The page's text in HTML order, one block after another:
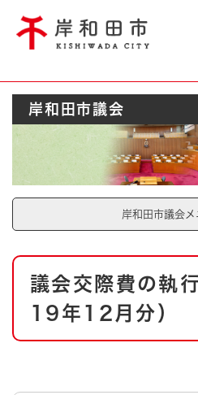
Foreign language
やさしい日本語
と
防災・緊急情報
ハザードマップ
とじ
岸和田市議会
岸和田市議会メ
本
議会交際費の執
19年12月分）